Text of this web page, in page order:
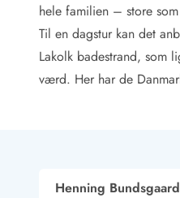
Naturoplevelser
Rav - find det selv langs
Indendørs legelande
Zoologiske haver og dyreparker
Sportsaktiviteter
Golfferie i sommerhus
hele familien – store
Til en dagstur kan det
Lakolk badestrand, som
værd. Her har de
Henning